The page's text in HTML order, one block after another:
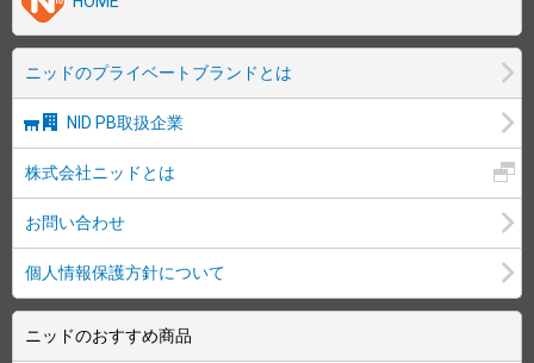
ニッドのプライベートブランドとは
NID PB取扱企業
株式会社ニッドとは
お問い合わせ
個人情報保護方針について
ニッドのおすすめ商品